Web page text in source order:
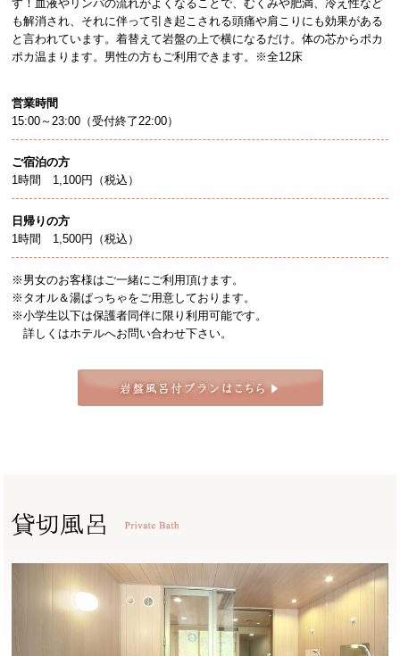
す！血液やリンパの流れがよくなることで、むくみや肥満、冷え性など
も解消され、それに伴って引き起こされる頭痛や肩こりにも効果がある
と言われています。着替えて岩盤の上で横になるだけ。体の芯からポカ
ポカ温まります。男性の方もご利用できます。※全12床
営業時間
15:00～23:00（受付終了22:00）
ご宿泊の方
1時間 1,100円（税込）
日帰りの方
1時間 1,500円（税込）
※男女のお客様はご一緒にご利用頂けます。
※タオル＆湯ぱっちゃをご用意しております。
※小学生以下は保護者同伴に限り利用可能です。
詳しくはホテルへお問い合わせ下さい。